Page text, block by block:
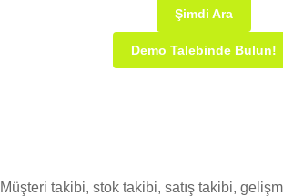
Şimdi Ara
Demo Talebinde Bulun!
Müşteri takibi, stok takibi, satış takibi,